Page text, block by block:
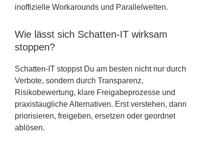
inoffizielle Workarounds und Parallelwelten.
Wie lässt sich Schatten-IT wirksam
stoppen?
Schatten-IT stoppst Du am besten nicht nur durch
Verbote, sondern durch Transparenz,
Risikobewertung, klare Freigabeprozesse und
praxistaugliche Alternativen. Erst verstehen, dann
priorisieren, freigeben, ersetzen oder geordnet
ablösen.